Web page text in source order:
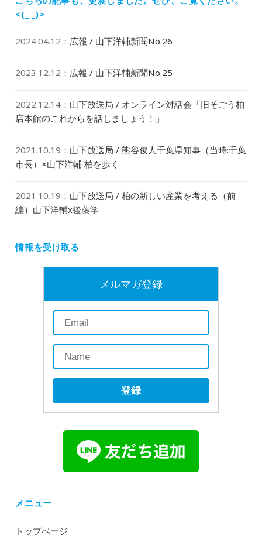
ン
<(_ _)>
2024.04.12 ： 広報 / 山下洋輔新聞No.26
2023.12.12 ： 広報 / 山下洋輔新聞No.25
2022.12.14 ： 山下放送局 / オンライン対話会「旧そごう柏
店本館のこれからを話しましょう！」
2021.10.19 ： 山下放送局 / 熊谷俊人千葉県知事（当時:千葉
市長）×山下洋輔 柏を歩く
2021.10.19 ： 山下放送局 / 柏の新しい産業を考える（前
編）山下洋輔x後藤学
情報を受け取る
メルマガ登録
登録
メニュー
トップページ